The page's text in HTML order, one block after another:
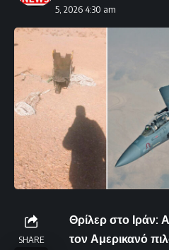
5, 2026 4:30 am
SHARE
Θρίλερ στο Ιράν:
τον Αμερικανό